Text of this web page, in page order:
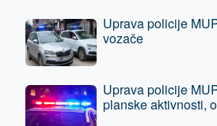
Uprava policije
vozače
Uprava policije
planske aktivnosti,